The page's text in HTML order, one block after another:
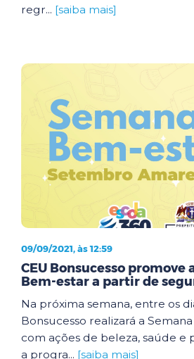
regr... [saiba mais]
09/09/2021, às 12:59
CEU Bonsucesso promove
Bem-estar a partir de
Na próxima semana, entre os
Bonsucesso realizará a
com ações de beleza, saúde e
a progra... [saiba mais]